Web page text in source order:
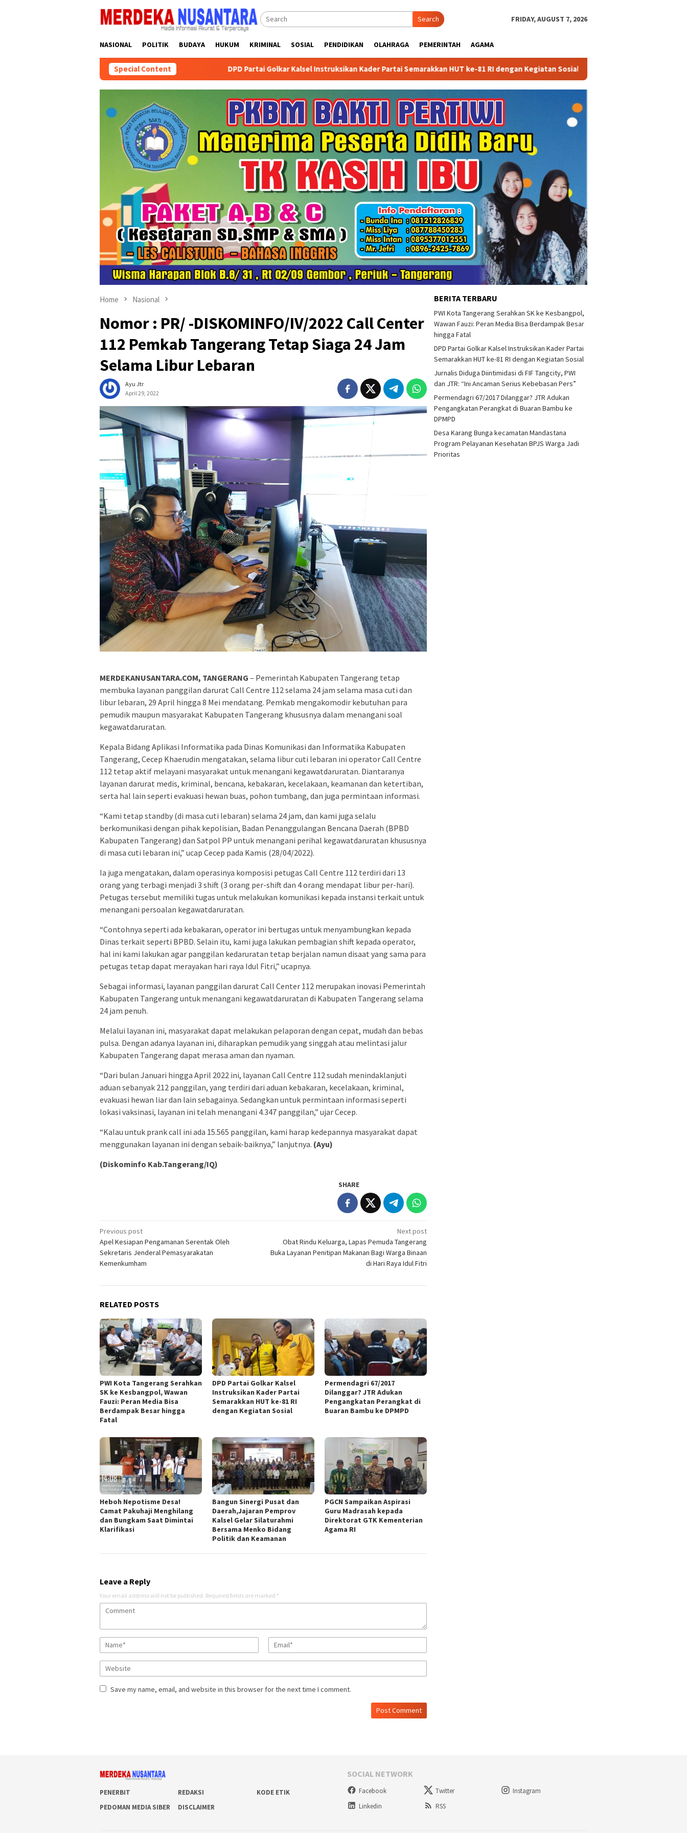
Search FRIDAY, AUGUST 7, 2026
NASIONAL POLITIK BUDAYA HUKUM KRIMINAL SOSIAL PENDIDIKAN OLAHRAGA PEMERINTAH AGAMA
Special ContentDPD Partai Golkar Kalsel Instruksikan Kader Partai Semarakkan HUT ke-81 RI dengan Kegiatan Sosial Partai Politik Dapat Bantuan Pemprov
Home Nasional
Nomor : PR/ -DISKOMINFO/IV/2022 Call Center
112 Pemkab Tangerang Tetap Siaga 24 Jam
Selama Libur Lebaran
Ayu Jtr
April 29, 2022
MERDEKANUSANTARA.COM, TANGERANG – Pemerintah Kabupaten Tangerang tetap
membuka layanan panggilan darurat Call Centre 112 selama 24 jam selama masa cuti dan
libur lebaran, 29 April hingga 8 Mei mendatang. Pemkab mengakomodir kebutuhan para
pemudik maupun masyarakat Kabupaten Tangerang khususnya dalam menangani soal
kegawatdaruratan.
Kepala Bidang Aplikasi Informatika pada Dinas Komunikasi dan Informatika Kabupaten
Tangerang, Cecep Khaerudin mengatakan, selama libur cuti lebaran ini operator Call Centre
112 tetap aktif melayani masyarakat untuk menangani kegawatdaruratan. Diantaranya
layanan darurat medis, kriminal, bencana, kebakaran, kecelakaan, keamanan dan ketertiban,
serta hal lain seperti evakuasi hewan buas, pohon tumbang, dan juga permintaan informasi.
“Kami tetap standby (di masa cuti lebaran) selama 24 jam, dan kami juga selalu
berkomunikasi dengan pihak kepolisian, Badan Penanggulangan Bencana Daerah (BPBD
Kabupaten Tangerang) dan Satpol PP untuk menangani perihal kegawatdaruratan khususnya
di masa cuti lebaran ini,” ucap Cecep pada Kamis (28/04/2022).
Ia juga mengatakan, dalam operasinya komposisi petugas Call Centre 112 terdiri dari 13
orang yang terbagi menjadi 3 shift (3 orang per-shift dan 4 orang mendapat libur per-hari).
Petugas tersebut memiliki tugas untuk melakukan komunikasi kepada instansi terkait untuk
menangani persoalan kegawatdaruratan.
“Contohnya seperti ada kebakaran, operator ini bertugas untuk menyambungkan kepada
Dinas terkait seperti BPBD. Selain itu, kami juga lakukan pembagian shift kepada operator,
hal ini kami lakukan agar panggilan kedaruratan tetap berjalan namun disaat yang sama para
petugas tetap dapat merayakan hari raya Idul Fitri,” ucapnya.
Sebagai informasi, layanan panggilan darurat Call Center 112 merupakan inovasi Pemerintah
Kabupaten Tangerang untuk menangani kegawatdaruratan di Kabupaten Tangerang selama
24 jam penuh.
Melalui layanan ini, masyarakat dapat melakukan pelaporan dengan cepat, mudah dan bebas
pulsa. Dengan adanya layanan ini, diharapkan pemudik yang singgah atau melintasi jalur
Kabupaten Tangerang dapat merasa aman dan nyaman.
“Dari bulan Januari hingga April 2022 ini, layanan Call Centre 112 sudah menindaklanjuti
aduan sebanyak 212 panggilan, yang terdiri dari aduan kebakaran, kecelakaan, kriminal,
evakuasi hewan liar dan lain sebagainya. Sedangkan untuk permintaan informasi seperti
lokasi vaksinasi, layanan ini telah menangani 4.347 panggilan,” ujar Cecep.
“Kalau untuk prank call ini ada 15.565 panggilan, kami harap kedepannya masyarakat dapat
menggunakan layanan ini dengan sebaik-baiknya,” lanjutnya. (Ayu)
(Diskominfo Kab.Tangerang/IQ)
SHARE
Post
navigation
Previous post
Apel Kesiapan Pengamanan Serentak Oleh
Sekretaris Jenderal Pemasyarakatan
Kemenkumham
Next post
Obat Rindu Keluarga, Lapas Pemuda Tangerang
Buka Layanan Penitipan Makanan Bagi Warga Binaan
di Hari Raya Idul Fitri
RELATED POSTS
PWI Kota Tangerang Serahkan
SK ke Kesbangpol, Wawan
Fauzi: Peran Media Bisa
Berdampak Besar hingga
Fatal
DPD Partai Golkar Kalsel
Instruksikan Kader Partai
Semarakkan HUT ke-81 RI
dengan Kegiatan Sosial
Permendagri 67/2017
Dilanggar? JTR Adukan
Pengangkatan Perangkat di
Buaran Bambu ke DPMPD
Heboh Nepotisme Desa!
Camat Pakuhaji Menghilang
dan Bungkam Saat Dimintai
Klarifikasi
Bangun Sinergi Pusat dan
Daerah,Jajaran Pemprov
Kalsel Gelar Silaturahmi
Bersama Menko Bidang
Politik dan Keamanan
PGCN Sampaikan Aspirasi
Guru Madrasah kepada
Direktorat GTK Kementerian
Agama RI
Leave a Reply
Your email address will not be published. Required fields are marked *
Save my name, email, and website in this browser for the next time I comment.
BERITA TERBARU
PWI Kota Tangerang Serahkan SK ke Kesbangpol,
Wawan Fauzi: Peran Media Bisa Berdampak Besar
hingga Fatal
DPD Partai Golkar Kalsel Instruksikan Kader Partai
Semarakkan HUT ke-81 RI dengan Kegiatan Sosial
Jurnalis Diduga Diintimidasi di FIF Tangcity, PWI
dan JTR: “Ini Ancaman Serius Kebebasan Pers”
Permendagri 67/2017 Dilanggar? JTR Adukan
Pengangkatan Perangkat di Buaran Bambu ke
DPMPD
Desa Karang Bunga kecamatan Mandastana
Program Pelayanan Kesehatan BPJS Warga Jadi
Prioritas
PENERBIT REDAKSI
KODE ETIK
PEDOMAN MEDIA SIBER
DISCLAIMER
SOCIAL NETWORK
Facebook Twitter
Instagram
Linkedin
RSS